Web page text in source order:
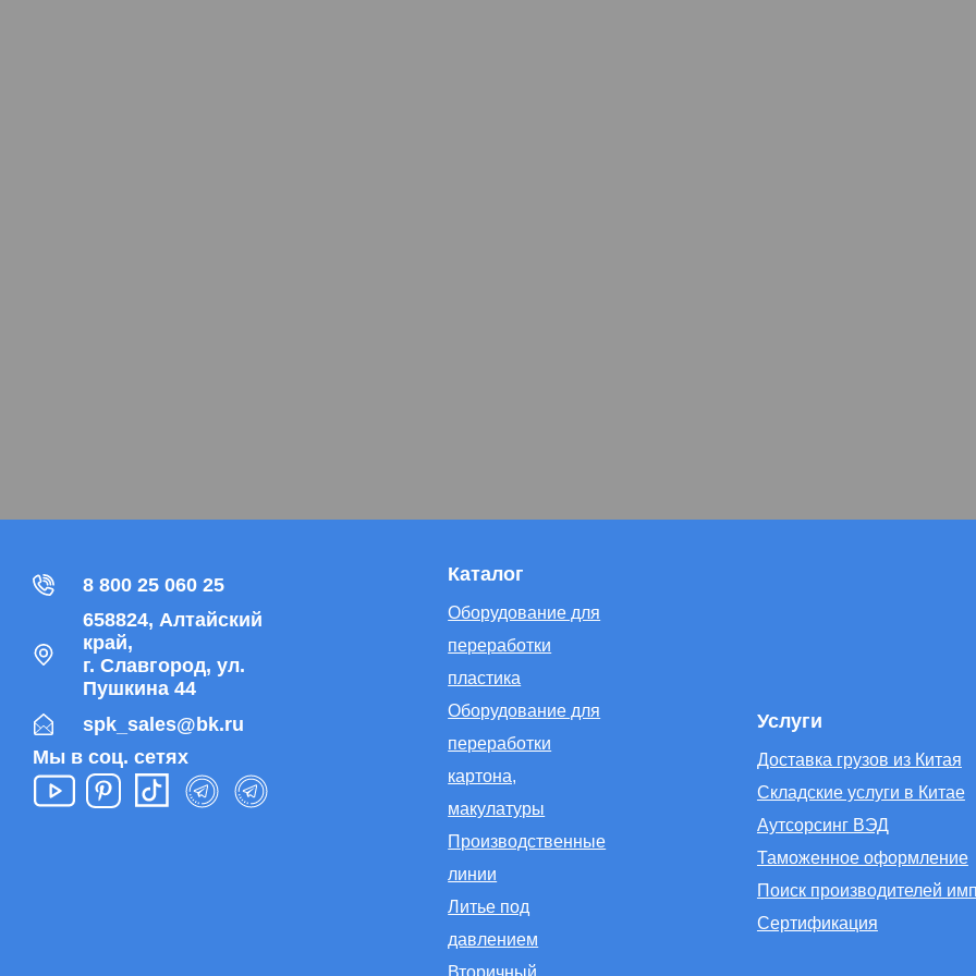
8 800 25 060 25
658824, Алтайский
край,
г. Славгород, ул.
Пушкина 44
spk_sales@bk.ru
Мы в соц. сетях
Каталог
Оборудование для
переработки
пластика
Оборудование для
переработки
картона,
макулатуры
Производственные
линии
Литье под
давлением
Вторичный
Услуги
Доставка грузов из Китая
Складские услуги в Китае
Аутсорсинг ВЭД
Таможенное оформление
Поиск производителей
Сертификация